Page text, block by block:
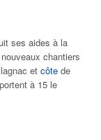
ses aides à la
chantiers
et côte de
à 15 le